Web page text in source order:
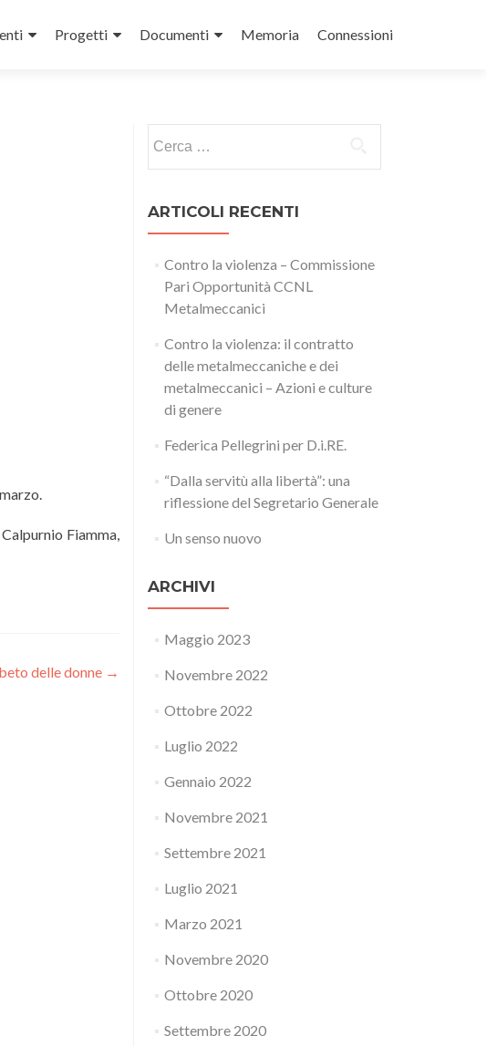
Progetti Documenti Memoria Connessioni
Fiamma,
delle donne →
per:
ARTICOLI RECENTI
Contro la violenza – Commissione
Pari Opportunità CCNL
Metalmeccanici
Contro la violenza: il contratto
delle metalmeccaniche e dei
metalmeccanici – Azioni e culture
di genere
Federica Pellegrini per D.i.RE.
“Dalla servitù alla libertà”: una
riflessione del Segretario Generale
Un senso nuovo
ARCHIVI
Maggio 2023
Novembre 2022
Ottobre 2022
Luglio 2022
Gennaio 2022
Novembre 2021
Settembre 2021
Luglio 2021
Marzo 2021
Novembre 2020
Ottobre 2020
Settembre 2020